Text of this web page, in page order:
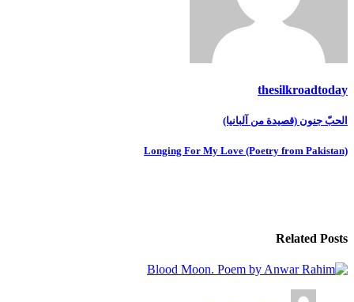
thesilkroadtoday
تصفّح
المقالات
الحبّ جنون (قصيدة من آلبانيا)
Longing For My Love (Poetry from Pakistan)
Related Posts